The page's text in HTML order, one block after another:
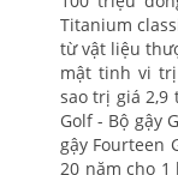
Titanium
từ vật liệu
mật tinh vi
sao trị giá 2,9
Golf - Bộ gậy
gậy Fourteen
20 năm cho